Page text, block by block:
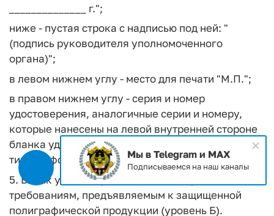
______________ г.";
ниже - пустая строка с надписью под ней: "
(подпись руководителя уполномоченного
органа)";
в левом нижнем углу - место для печати "М.П.";
в правом нижнем углу - серия и номер
удостоверения, аналогичные серии и номеру,
которые нанесены на левой внутренней стороне
бланка удостоверения, выполненные
типографским способом.
5. Бланк удостоверения соответствует
требованиям, предъявляемым к защищенной
полиграфической продукции (уровень Б).
Мы в Telegram и MAX
Подписываемся на наш каналы